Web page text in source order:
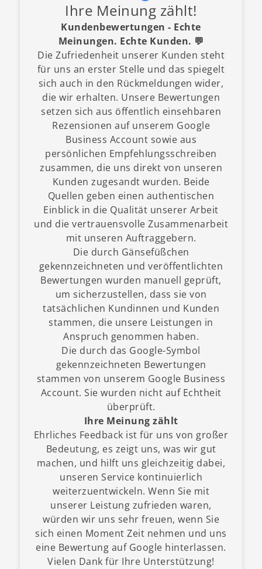
Ihre Meinung zählt!
Kundenbewertungen - Echte
Meinungen. Echte Kunden. 💬
Die Zufriedenheit unserer Kunden steht
für uns an erster Stelle und das spiegelt
sich auch in den Rückmeldungen wider,
die wir erhalten. Unsere Bewertungen
setzen sich aus öffentlich einsehbaren
Rezensionen auf unserem Google
Business Account sowie aus
persönlichen Empfehlungsschreiben
zusammen, die uns direkt von unseren
Kunden zugesandt wurden. Beide
Quellen geben einen authentischen
Einblick in die Qualität unserer Arbeit
und die vertrauensvolle Zusammenarbeit
mit unseren Auftraggebern.
Die durch Gänsefüßchen
gekennzeichneten und veröffentlichten
Bewertungen wurden manuell geprüft,
um sicherzustellen, dass sie von
tatsächlichen Kundinnen und Kunden
stammen, die unsere Leistungen in
Anspruch genommen haben.
Die durch das Google-Symbol
gekennzeichneten Bewertungen
stammen von unserem Google Business
Account. Sie wurden nicht auf Echtheit
überprüft.
Ihre Meinung zählt
Ehrliches Feedback ist für uns von großer
Bedeutung, es zeigt uns, was wir gut
machen, und hilft uns gleichzeitig dabei,
unseren Service kontinuierlich
weiterzuentwickeln. Wenn Sie mit
unserer Leistung zufrieden waren,
würden wir uns sehr freuen, wenn Sie
sich einen Moment Zeit nehmen und uns
eine Bewertung auf Google hinterlassen.
Vielen Dank für Ihre Unterstützung!